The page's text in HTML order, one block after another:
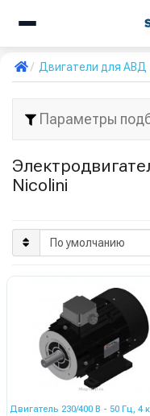
Двигатели для АВД
Параметры
Nicolini
Двигатель 230/400 В - 50 Гц, 4